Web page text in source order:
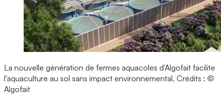
La nouvelle génération de fermes aquacoles d'Algofait facilite
l'aquaculture au sol sans impact environnemental. Crédits : ©
Algofait